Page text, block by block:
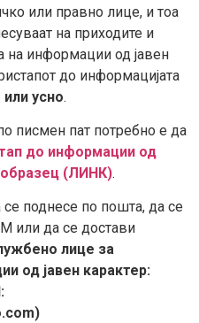
или правно лице, и тоа
на приходите и
на информации од јавен
до информацијата
усно.
писмен пат потребно е да
до информации од
образец (ЛИНК).
поднесе по пошта, да се
или да се достави
лице за
од јавен карактер: